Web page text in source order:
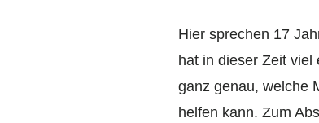
Hier sprechen 17
hat in dieser Zeit viel
ganz genau, welche
helfen kann. Zum